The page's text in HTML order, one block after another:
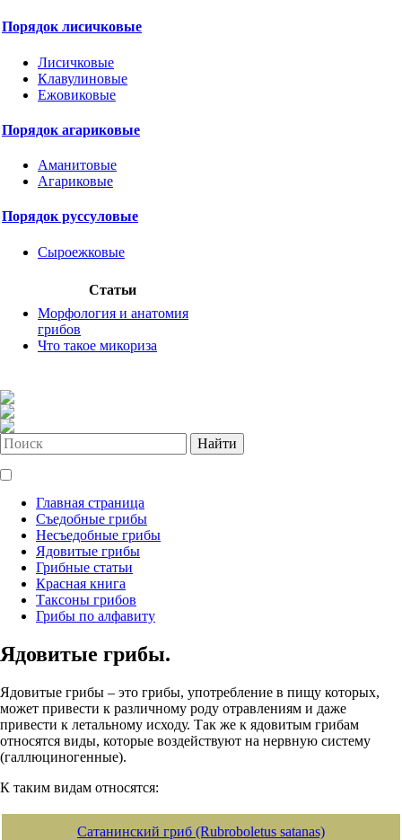
Порядок лисичковые
Лисичковые
Клавулиновые
Ежовиковые
Порядок агариковые
Аманитовые
Агариковые
Порядок руссуловые
Сыроежковые
Статьи
Морфология и анатомия
грибов
Что такое микориза
Найти
Главная страница
Съедобные грибы
Несъедобные грибы
Ядовитые грибы
Грибные статьи
Красная книга
Таксоны грибов
Грибы по алфавиту
Ядовитые грибы.
Ядовитые грибы – это грибы, употребление в пищу которых,
может привести к различному роду отравлениям и даже
привести к летальному исходу. Так же к ядовитым грибам
относятся виды, которые воздействуют на нервную систему
(галлюциногенные).
К таким видам относятся:
Сатанинский гриб (Rubroboletus satanas)